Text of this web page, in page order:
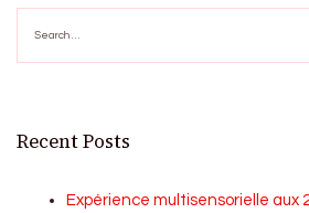
for:
Recent Posts
Expérience multisensorielle aux